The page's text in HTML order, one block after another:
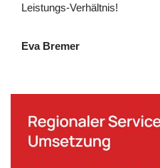
Leistungs-Verhältnis!
Eva Bremer